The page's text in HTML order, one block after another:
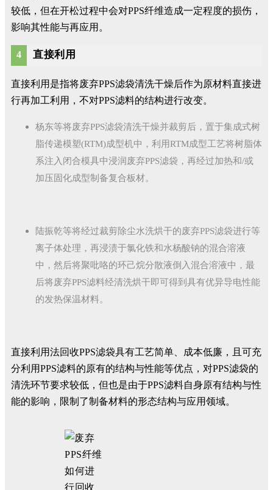
较低，但在开松过程中会对PPS纤维造成一定程度的损伤，
影响其性能与再应用。
4 直接利用
直接利用是指将废弃PPS滤袋清洗干燥后作为原材料直接进
行再加工利用，不对PPS滤料的结构进行改变。
杨东等将废弃PPS滤袋清洗干燥并裁剪后，置于集成式树
脂传递模塑(RTM)成型机中，利用RTM成型工艺将树脂体
系注入闭合模具中浸润废弃PPS滤袋，再经过加热和/或
加压固化成型制备复合板材。
陆振乾等将经过裁剪除尘水洗烘干的废弃PPS滤袋进行等
离子体处理，再浸渍于氯化铁和水杨酸钠的混合溶液
中，然后将聚吡咯的环己烷分散液倒入混合溶液中，最
后将废弃PPS滤料经清洗烘干即可得到具有优异导电性能
的发热保温材料。
直接利用法回收PPS滤袋具有工艺简单、成本低廉，且可充
分利用PPS滤料的原有的结构与性能等优点，对PPS滤袋的
清洗环节要求较低，但也是由于PPS滤料自身原有结构与性
能的影响，限制了制备材料的形态结构与应用领域。